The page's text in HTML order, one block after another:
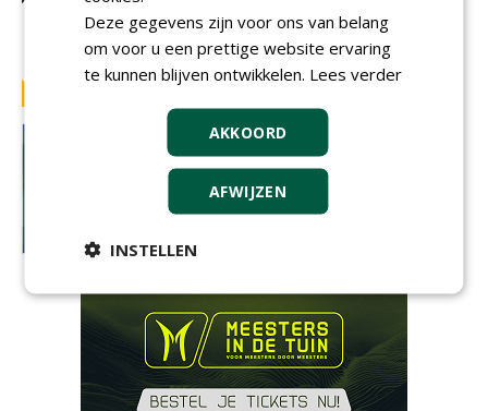
Deze gegevens zijn voor ons van belang
om voor u een prettige website ervaring
te kunnen blijven ontwikkelen. Lees verder
AKKOORD
AFWIJZEN
INSTELLEN